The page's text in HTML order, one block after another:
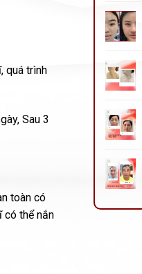
quá trình
Sau 3
toàn có
có thể nắn